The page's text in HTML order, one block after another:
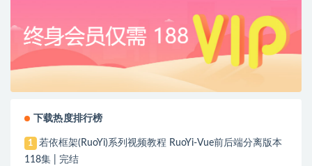
下载热度排行榜
1
若依框架(RuoYi)系列视频教程 RuoYi-Vue前后端分离版本
118集 | 完结